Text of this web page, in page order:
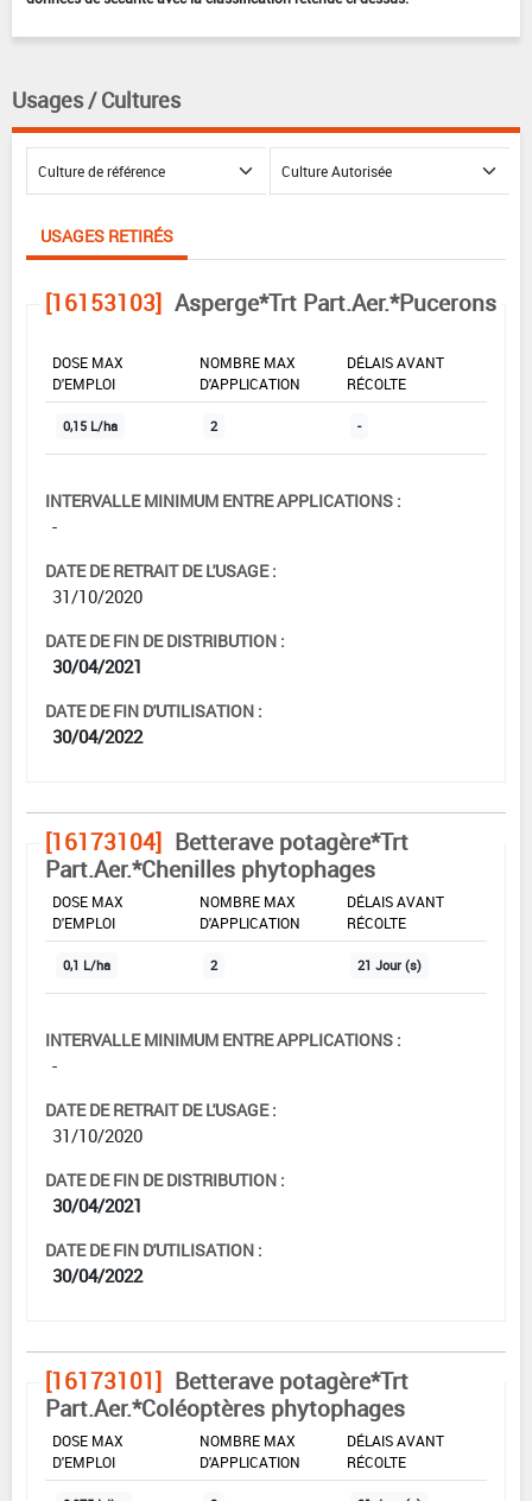
Usages / Cultures
USAGES RETIRÉS
[16153103] Asperge*Trt Part.Aer.*Pucerons
DOSE MAX
D'EMPLOI
NOMBRE MAX
D'APPLICATION
DÉLAIS AVANT
RÉCOLTE
0,15 L/ha 2 -
INTERVALLE MINIMUM ENTRE APPLICATIONS :
-
DATE DE RETRAIT DE L'USAGE :
31/10/2020
DATE DE FIN DE DISTRIBUTION :
30/04/2021
DATE DE FIN D'UTILISATION :
30/04/2022
[16173104] Betterave potagère*Trt
Part.Aer.*Chenilles phytophages
DOSE MAX
D'EMPLOI
NOMBRE MAX
D'APPLICATION
DÉLAIS AVANT
RÉCOLTE
0,1 L/ha 2 21 Jour (s)
INTERVALLE MINIMUM ENTRE APPLICATIONS :
-
DATE DE RETRAIT DE L'USAGE :
31/10/2020
DATE DE FIN DE DISTRIBUTION :
30/04/2021
DATE DE FIN D'UTILISATION :
30/04/2022
[16173101] Betterave potagère*Trt
Part.Aer.*Coléoptères phytophages
DOSE MAX
D'EMPLOI
NOMBRE MAX
D'APPLICATION
DÉLAIS AVANT
RÉCOLTE